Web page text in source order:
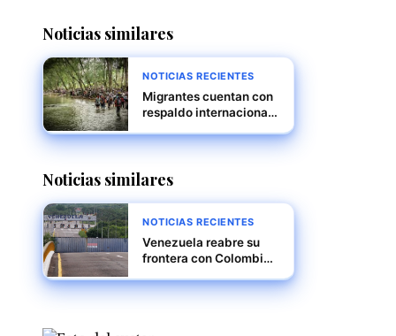
Noticias similares
NOTICIAS RECIENTES
Migrantes cuentan con
respaldo internacional,
Noticias similares
NOTICIAS RECIENTES
Venezuela reabre su
frontera con Colombia
conspiración